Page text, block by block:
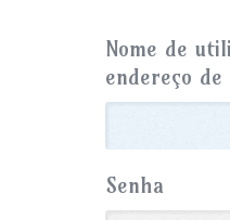
Nome de
endereço de
Senha